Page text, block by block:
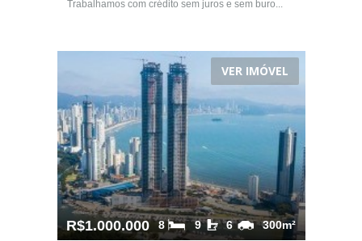
Trabalhamos com crédito sem juros e sem buro...
VER IMÓVEL
R$1.000.000 300m²
6
9
8